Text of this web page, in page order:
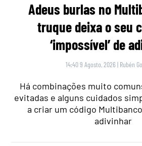
Adeus burlas no
truque deixa o seu
‘impossível’ de
14:40 9 Agosto, 2026 | Rubén
Há combinações muito
evitadas e alguns cuidados
a criar um código
adivinhar